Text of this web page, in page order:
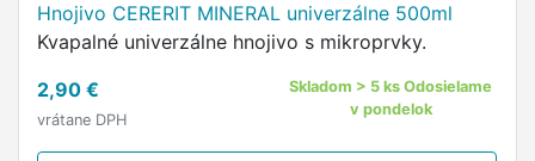
Hnojivo CERERIT MINERAL univerzálne 500ml
Kvapalné univerzálne hnojivo s mikroprvky.
2,90 €
vrátane DPH
Skladom > 5 ks Odosielame
v pondelok